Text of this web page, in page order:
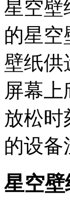
星空壁
的星空
壁纸供
屏幕
放松时
的设备
星空